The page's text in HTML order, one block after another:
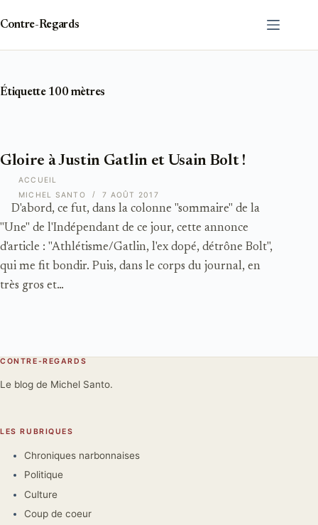
contenu
Contre-Regards
Étiquette100 mètres
ACCUEIL
Gloire à Justin Gatlin et Usain Bolt !
D'abord, ce fut, dans la colonne "sommaire" de la
"Une" de l'Indépendant de ce jour, cette annonce
d'article : "Athlétisme/Gatlin, l'ex dopé, détrône Bolt",
qui me fit bondir. Puis, dans le corps du journal, en
très gros et…
MICHEL SANTO 7 AOÛT 2017
CONTRE-REGARDS
Le blog de Michel Santo.
LES RUBRIQUES
Chroniques narbonnaises
Politique
Culture
Coup de coeur